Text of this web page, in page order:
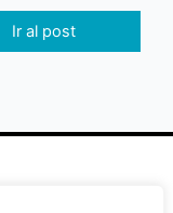
Ir al post